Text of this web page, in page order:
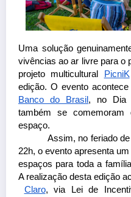
Uma solução
vivências ao ar livre para o
projeto multicultural
PicniK
edição. O evento
Banco do Brasil , no Dia
também se
espaço.
Assim, no feriado
22h, o evento apresenta
espaços para toda a
A realização desta edição
Claro, via Lei de